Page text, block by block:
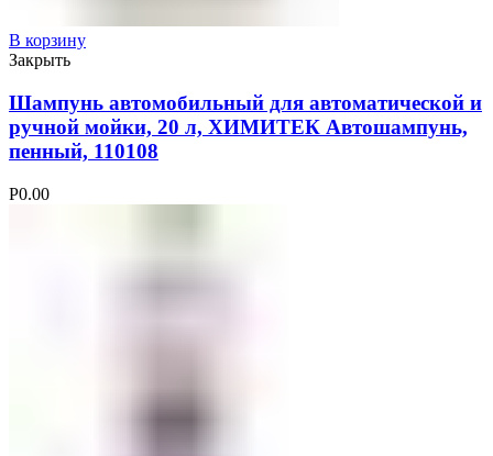
В корзину
Закрыть
Шампунь автомобильный для автоматической и
ручной мойки, 20 л, ХИМИТЕК Автошампунь,
пенный, 110108
Р0.00